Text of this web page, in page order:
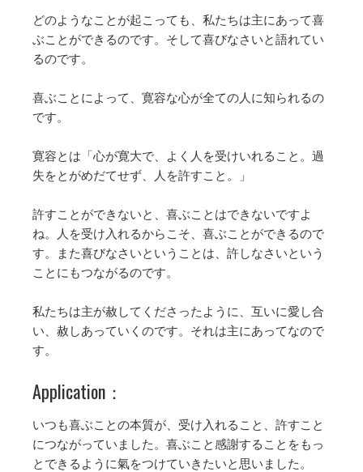
どのようなことが起こっても、私たちは主にあって喜
ぶことができるのです。そして喜びなさいと語れてい
るのです。
喜ぶことによって、寛容な心が全ての人に知られるの
です。
寛容とは「心が寛大で、よく人を受けいれること。過
失をとがめだてせず、人を許すこと。」
許すことができないと、喜ぶことはできないですよ
ね。人を受け入れるからこそ、喜ぶことができるので
す。また喜びなさいということは、許しなさいという
ことにもつながるのです。
私たちは主が赦してくださったように、互いに愛し合
い、赦しあっていくのです。それは主にあってなので
す。
Application：
いつも喜ぶことの本質が、受け入れること、許すこと
につながっていました。喜ぶこと感謝することをもっ
とできるように氣をつけていきたいと思いました。